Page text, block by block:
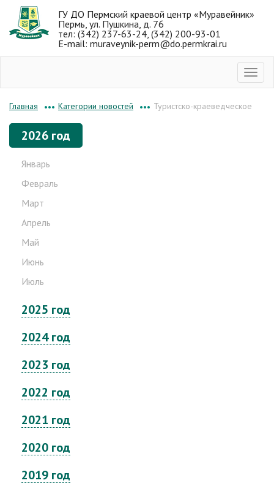
ГУ ДО Пермский краевой центр «Муравейник»
Пермь, ул. Пушкина, д. 76
тел: (342) 237-63-24, (342) 200-93-01
E-mail: muraveynik-perm@do.permkrai.ru
Главная ••• Категории новостей ••• Туристско-краеведческое
2026 год
Январь
Февраль
Март
Апрель
Май
Июнь
Июль
2025 год
2024 год
2023 год
2022 год
2021 год
2020 год
2019 год